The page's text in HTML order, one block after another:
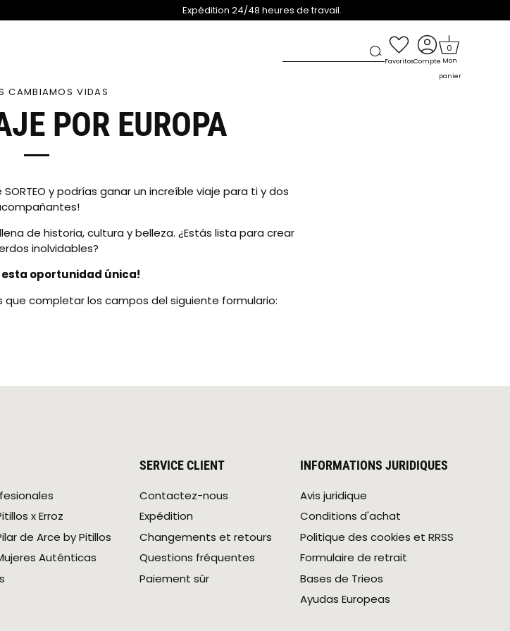
Expédition 24/48 heures de travail.
FavoritosCompte
0
Mon
panier
CAMBIAMOS VIDAS
POR EUROPA
y podrías ganar un increíble viaje para ti y dos
de historia, cultura y belleza. ¿Estás lista para crear
inolvidables?
esta oportunidad única!
completar los campos del siguiente formulario:
x Erroz
de Arce by Pitillos
Auténticas
SERVICE CLIENT
Contactez-nous
Expédition
Changements et retours
Questions fréquentes
Paiement sûr
INFORMATIONS JURIDIQUES
Avis juridique
Conditions d'achat
Politique des cookies et RRSS
Formulaire de retrait
Bases de Trieos
Ayudas Europeas